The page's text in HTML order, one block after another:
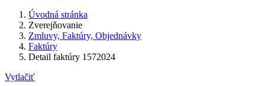
Úvodná stránka
Zverejňovanie
Zmluvy, Faktúry, Objednávky
Faktúry
Detail faktúry 1572024
Vytlačiť